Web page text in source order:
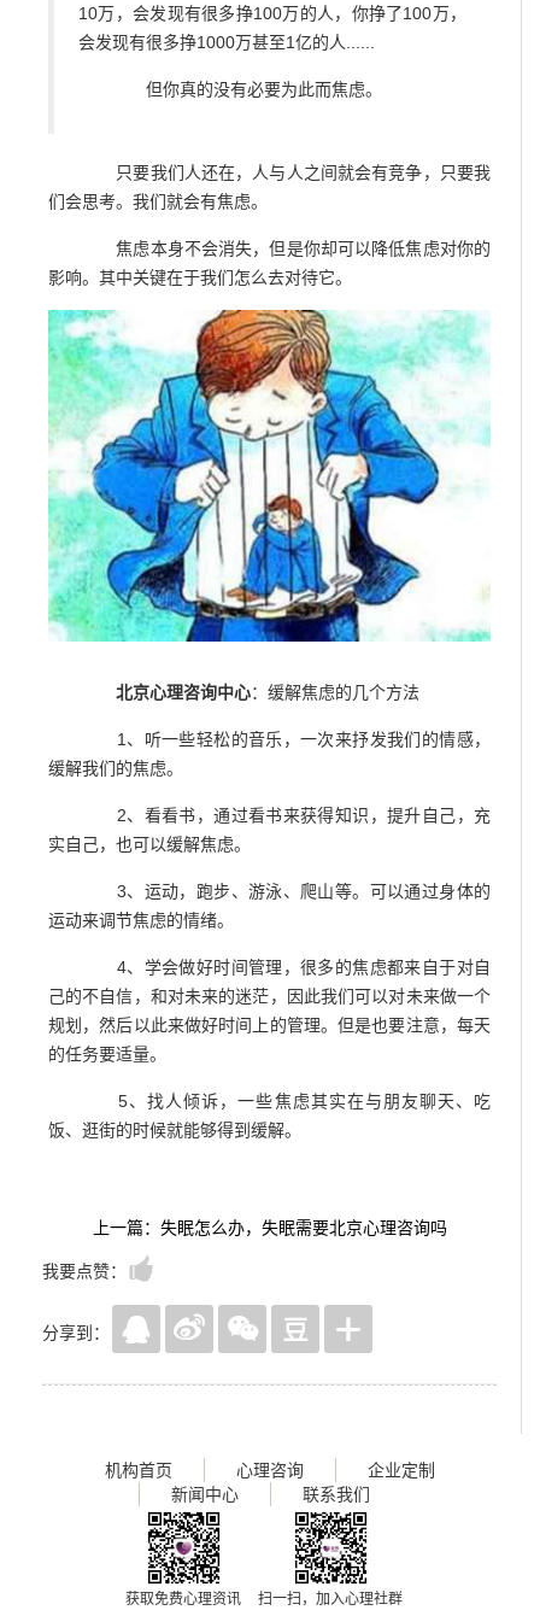
10万，会发现有很多挣100万的人，你挣了100万，
会发现有很多挣1000万甚至1亿的人......
但你真的没有必要为此而焦虑。
只要我们人还在，人与人之间就会有竞争，只要我
们会思考。我们就会有焦虑。
焦虑本身不会消失，但是你却可以降低焦虑对你的
影响。其中关键在于我们怎么去对待它。
北京心理咨询中心：缓解焦虑的几个方法
1、听一些轻松的音乐，一次来抒发我们的情感，
缓解我们的焦虑。
2、看看书，通过看书来获得知识，提升自己，充
实自己，也可以缓解焦虑。
3、运动，跑步、游泳、爬山等。可以通过身体的
运动来调节焦虑的情绪。
4、学会做好时间管理，很多的焦虑都来自于对自
己的不自信，和对未来的迷茫，因此我们可以对未来做一个
规划，然后以此来做好时间上的管理。但是也要注意，每天
的任务要适量。
5、找人倾诉，一些焦虑其实在与朋友聊天、吃
饭、逛街的时候就能够得到缓解。
上一篇：失眠怎么办，失眠需要北京心理咨询吗
我要点赞：
分享到：
机构首页 心理咨询
企业定制
新闻中心
联系我们
获取免费心理资讯 扫一扫，加入心理社群